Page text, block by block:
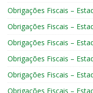
Obrigações Fiscais –
Obrigações Fiscais –
Obrigações Fiscais –
Obrigações Fiscais –
Obrigações Fiscais –
Obrigações Fiscais –